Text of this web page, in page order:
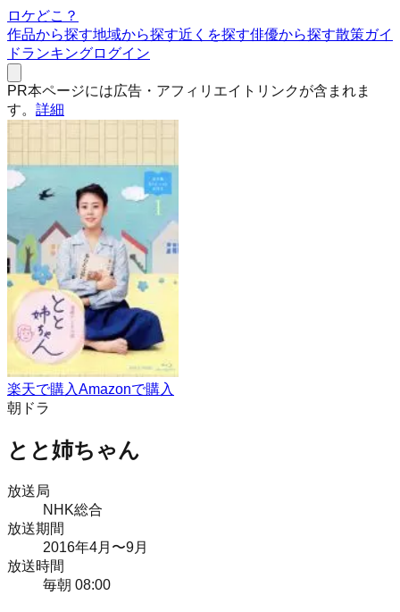
ロケどこ？
作品から探す地域から探す近くを探す俳優から探す散策ガイ
ドランキングログイン
PR本ページには広告・アフィリエイトリンクが含まれま
す。 詳細
楽天で購入Amazonで購入
朝ドラ
とと姉ちゃん
放送局
NHK総合
放送期間
2016年4月 〜9月
放送時間
毎朝 08:00